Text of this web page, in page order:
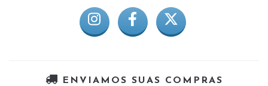
ENVIAMOS SUAS COMPRAS